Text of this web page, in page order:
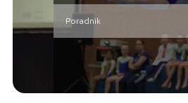
Poradnik